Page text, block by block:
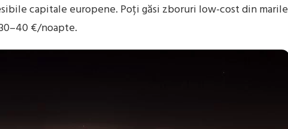
capitale europene. Poți găsi zboruri low-cost din marile
€/noapte.